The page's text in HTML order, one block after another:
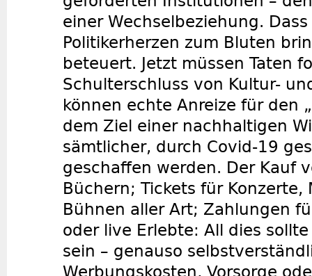
einer Wechselbeziehung.
Politikerherzen zum Bluten
beteuert. Jetzt müssen Taten
Schulterschluss von Kultur-
können echte Anreize für den
dem Ziel einer nachhaltigen
sämtlicher, durch Covid-19
geschaffen werden. Der Kauf
Büchern; Tickets für Konzerte,
Bühnen aller Art; Zahlungen
oder live Erlebte: All dies
sein – genauso
Werbungskosten, Vorsorge